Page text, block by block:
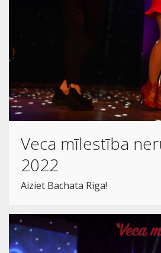
Veca mīlestība
2022
Aiziet Bachata Riga!